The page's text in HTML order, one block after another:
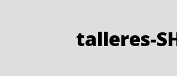
talleres-